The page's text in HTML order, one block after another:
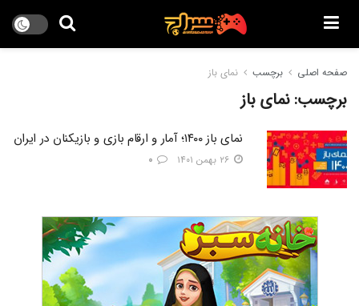
صفحه اصلی برچسب نمای باز
برچسب:نمای باز
نمای باز ۱۴۰۰؛ آمار و ارقام بازی و بازیکنان در ایران